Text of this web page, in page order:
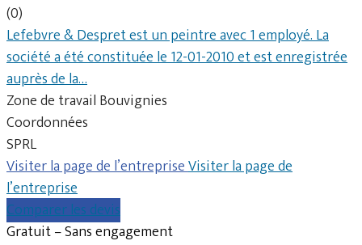
(0)
Lefebvre & Despret est un peintre avec 1 employé. La
société a été constituée le 12-01-2010 et est enregistrée
auprès de la…
Zone de travail Bouvignies
Coordonnées
SPRL
Visiter la page de l’entrepriseVisiter la page de
l’entreprise
Comparer les devis
Gratuit – Sans engagement